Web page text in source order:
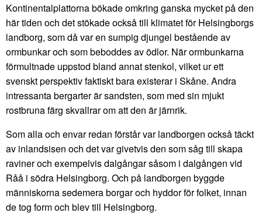
Kontinentalplattorna bökade omkring ganska mycket på den
här tiden och det stökade också till klimatet för Helsingborgs
landborg, som då var en sumpig djungel bestående av
ormbunkar och som beboddes av ödlor. När ormbunkarna
förmultnade uppstod bland annat stenkol, vilket ur ett
svenskt perspektiv faktiskt bara existerar i Skåne. Andra
intressanta bergarter är sandsten, som med sin mjukt
rostbruna färg skvallrar om att den är järnrik.
Som alla och envar redan förstår var landborgen också täckt
av inlandsisen och det var givetvis den som såg till skapa
raviner och exempelvis dalgångar såsom i dalgången vid
Råå i södra Helsingborg. Och på landborgen byggde
människorna sedemera borgar och hyddor för folket, innan
de tog form och blev till Helsingborg.